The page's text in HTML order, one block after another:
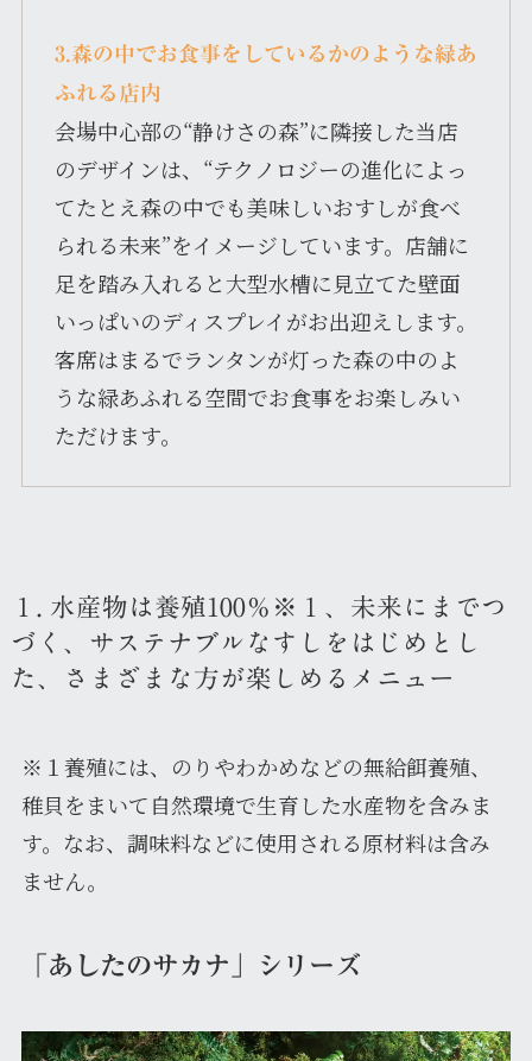
3.森の中でお食事をしているかのような緑あ
ふれる店内
会場中心部の“静けさの森”に隣接した当店
のデザインは、“テクノロジーの進化によっ
てたとえ森の中でも美味しいおすしが食べ
られる未来”をイメージしています。店舗に
足を踏み入れると大型水槽に見立てた壁面
いっぱいのディスプレイがお出迎えします。
客席はまるでランタンが灯った森の中のよ
うな緑あふれる空間でお食事をお楽しみい
ただけます。
１. 水産物は養殖100％※１、未来にまでつ
づく、サステナブルなすしをはじめとし
た、さまざまな方が楽しめるメニュー
※１養殖には、のりやわかめなどの無給餌養殖、
稚貝をまいて自然環境で生育した水産物を含みま
す。なお、調味料などに使用される原材料は含み
ません。
「あしたのサカナ」シリーズ